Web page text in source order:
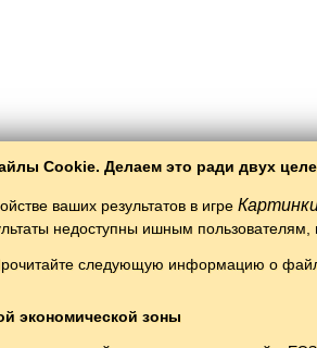
Cookie. Делаем это ради двух
ваших результатов в игре
недоступны ишным
следующую информацию о
экономической зоны